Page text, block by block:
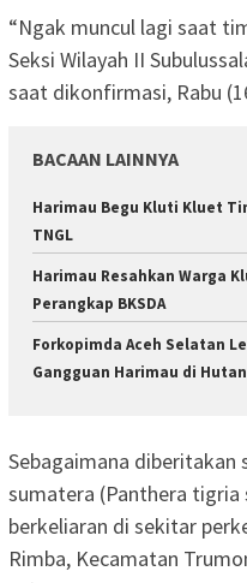
“Ngak muncul lagi saat
Seksi Wilayah II
saat dikonfirmasi, Rabu
BACAAN LAINNYA
Harimau Begu Kluti Kluet
TNGL
Harimau Resahkan Warga
Perangkap BKSDA
Forkopimda Aceh Selatan
Gangguan Harimau di
Sebagaimana diberitakan
sumatera (Panthera
berkeliaran di sekitar
Rimba, Kecamatan